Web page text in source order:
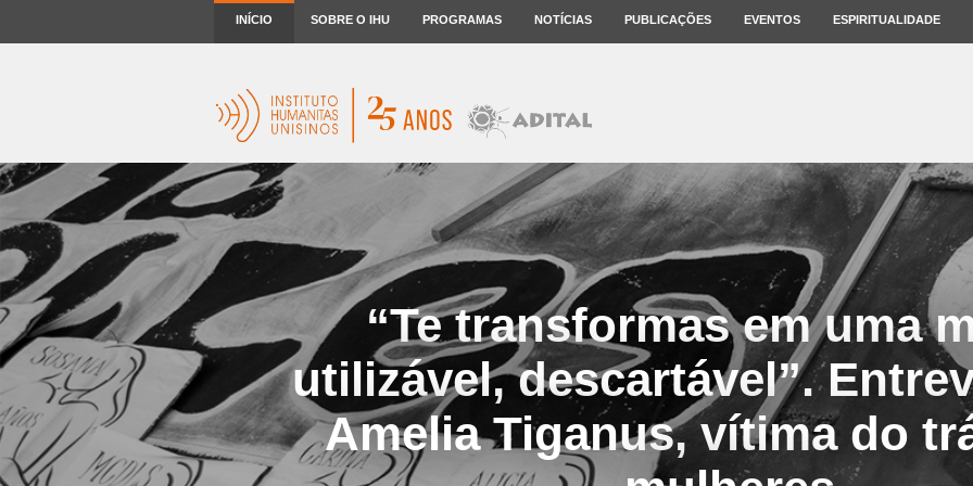
INÍCIO SOBRE O IHU PROGRAMAS NOTÍCIAS PUBLICAÇÕES EVENTOS ESPIRITUALIDADE
“Te transformas em uma
utilizável, descartável”.
Amelia Tiganus, vítima do